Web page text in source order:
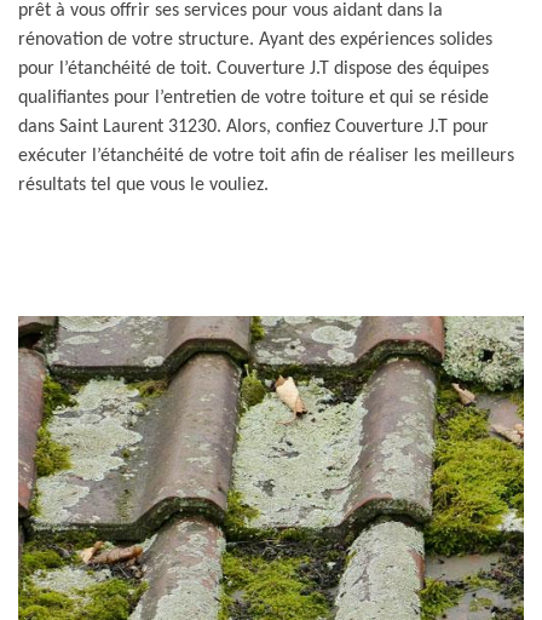
prêt à vous offrir ses services pour vous aidant dans la
rénovation de votre structure. Ayant des expériences solides
pour l’étanchéité de toit. Couverture J.T dispose des équipes
qualifiantes pour l’entretien de votre toiture et qui se réside
dans Saint Laurent 31230. Alors, confiez Couverture J.T pour
exécuter l’étanchéité de votre toit afin de réaliser les meilleurs
résultats tel que vous le vouliez.